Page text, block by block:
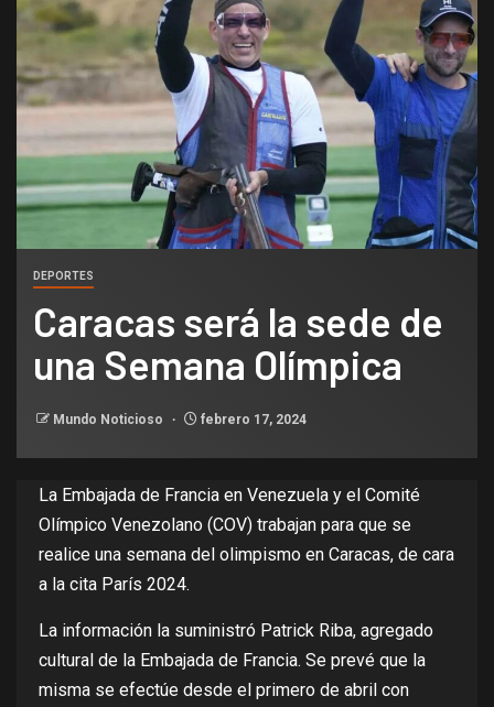
DEPORTES
Caracas será la sede de
una Semana Olímpica
Mundo Noticioso febrero 17, 2024
La Embajada de Francia en Venezuela y el Comité
Olímpico Venezolano (COV) trabajan para que se
realice una semana del olimpismo en Caracas, de cara
a la cita París 2024.
La información la suministró Patrick Riba, agregado
cultural de la Embajada de Francia. Se prevé que la
misma se efectúe desde el primero de abril con